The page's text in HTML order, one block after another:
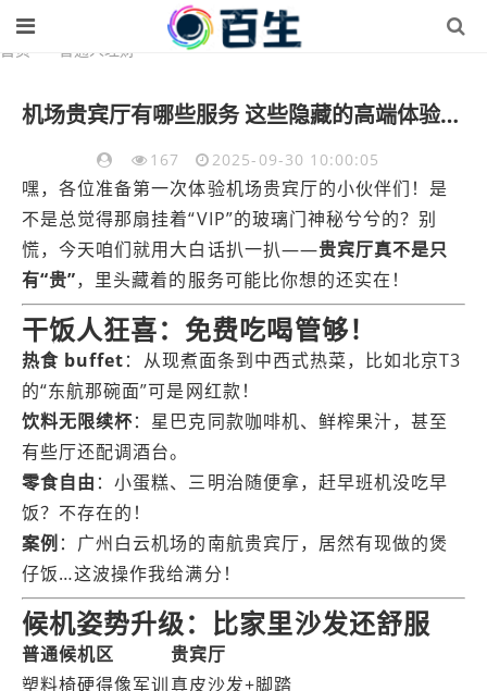
首页 普通人理财
机场贵宾厅有哪些服务 这些隐藏的高端体验你知道吗
167 2025-09-30 10:00:05
嘿，各位准备第一次体验机场贵宾厅的小伙伴们！是
不是总觉得那扇挂着“VIP”的玻璃门神秘兮兮的？别
慌，今天咱们就用大白话扒一扒——贵宾厅真不是只
有“贵”，里头藏着的服务可能比你想的还实在！
干饭人狂喜：免费吃喝管够！
热食 buffet：从现煮面条到中西式热菜，比如北京T3
的“东航那碗面”可是网红款！
饮料无限续杯：星巴克同款咖啡机、鲜榨果汁，甚至
有些厅还配调酒台。
零食自由 ：小蛋糕、三明治随便拿，赶早班机没吃早
饭？不存在的！
案例 ：广州白云机场的南航贵宾厅，居然有现做的煲
仔饭…这波操作我给满分！
候机姿势升级：比家里沙发还舒服
普通候机区
贵宾厅
塑料椅硬得像军训真皮沙发+脚踏